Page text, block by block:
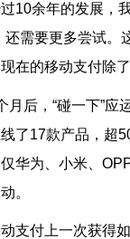
10余年的发展，
还需要更多尝试。
在的移动支付除
月后，“碰一下”应
了17款产品，超
华为、小米、
。
支付上一次获得